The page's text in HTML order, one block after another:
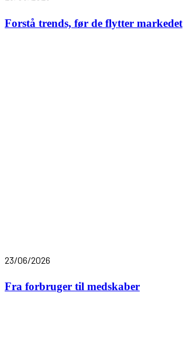
Forstå trends, før de flytter markedet
23/06/2026
Fra forbruger til medskaber